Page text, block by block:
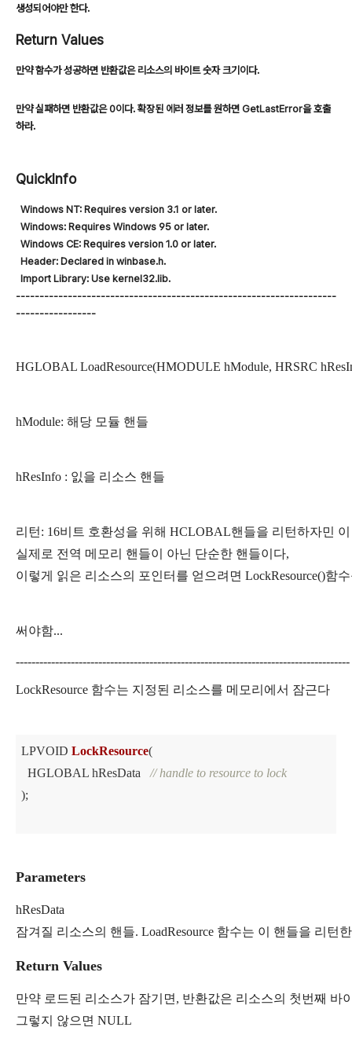
생성되어야만 한다.
Return Values
만약 함수가 성공하면 반환값은 리소스의 바이트 숫자 크기이다.
만약 실패하면 반환값은 0이다. 확장된 에러 정보를 원하면 GetLastError을 호출
하라.
QuickInfo
Windows NT: Requires version 3.1 or later.
Windows: Requires Windows 95 or later.
Windows CE: Requires version 1.0 or later.
Header: Declared in winbase.h.
Import Library: Use kernel32.lib.
--------------------------------------------------------------------
-----------------
HGLOBAL LoadResource(HMODULE hModule, HRSRC
hModule: 해당 모듈 핸들
hResInfo : 잀을 리소스 핸들
리턴: 16비트 호환성을 위해 HCLOBAL핸들을 리턴하자민
실제로 전역 메모리 핸들이 아닌 단순한 핸들이다,
이렇게 읽은 리소스의 포인터를 얻으려면 LockResource()함
써야함...
-------------------------------------------------------------------------------------
LockResource 함수는 지정된 리소스를 메모리에서 잠근다
LPVOID LockResource(
  HGLOBAL hResData
// handle to resource to lock
);
Parameters
hResData
잠겨질 리소스의 핸들. LoadResource 함수는 이 핸들을 리턴
Return Values
만약 로드된 리소스가 잠기면, 반환값은 리소스의 첫번째 바
그렇지 않으면 NULL